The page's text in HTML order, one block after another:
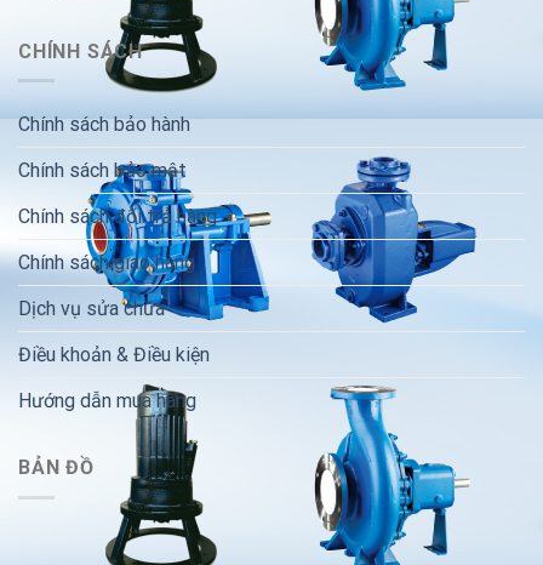
CHÍNH SÁCH
Chính sách bảo hành
Chính sách bảo mật
Chính sách đổi trả hàng
Chính sách giao hàng
Dịch vụ sửa chữa
Điều khoản & Điều kiện
Hướng dẫn mua hàng
BẢN ĐỒ